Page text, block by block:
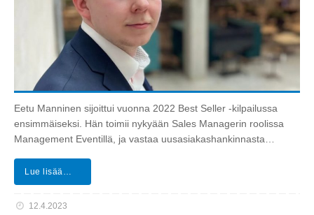
Eetu Manninen sijoittui vuonna 2022 Best Seller -kilpailussa
ensimmäiseksi. Hän toimii nykyään Sales Managerin roolissa
Management Eventillä, ja vastaa uusasiakashankinnasta…
Lue lisää…
12.4.2023